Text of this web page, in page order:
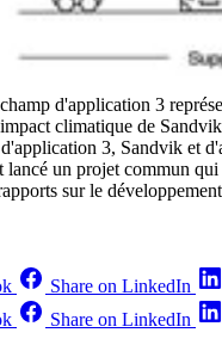
d'application 3
climatique de
3, Sandvik et
lancé un projet commun
sur le
Share on LinkedIn
Share on LinkedIn